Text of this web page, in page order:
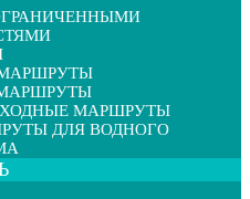
МАРШРУТЫ
ДЛЯ ВОДНОГО